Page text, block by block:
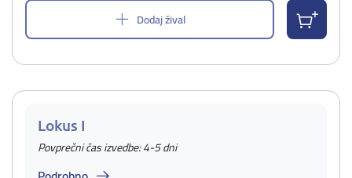
Dodaj žival
Lokus I
Povprečni čas izvedbe: 4-5 dni